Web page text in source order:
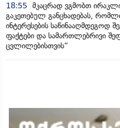
18:55 მკაცრად ვგმობთ
გაკეთებულ განცხადებას,
ინტერესების საწინააღმდეგოდ
ფაქტები და სამართლებრივი
ცვლილებისთვის“